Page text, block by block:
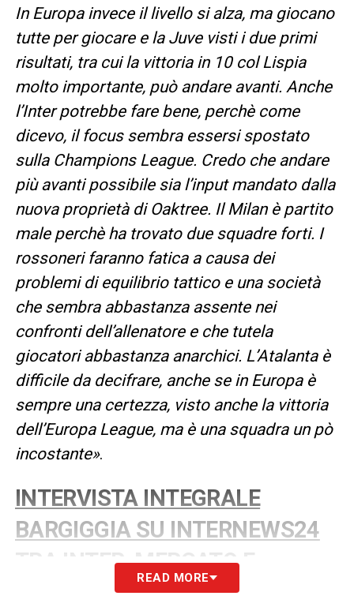
In Europa invece il livello si alza, ma giocano
tutte per giocare e la Juve visti i due primi
risultati, tra cui la vittoria in 10 col Lispia
molto importante, può andare avanti. Anche
l’Inter potrebbe fare bene, perchè come
dicevo, il focus sembra essersi spostato
sulla Champions League. Credo che andare
più avanti possibile sia l’input mandato dalla
nuova proprietà di Oaktree. Il Milan è partito
male perchè ha trovato due squadre forti. I
rossoneri faranno fatica a causa dei
problemi di equilibrio tattico e una società
che sembra abbastanza assente nei
confronti dell’allenatore e che tutela
giocatori abbastanza anarchici. L’Atalanta è
difficile da decifrare, anche se in Europa è
sempre una certezza, visto anche la vittoria
dell’Europa League, ma è una squadra un pò
incostante».
INTERVISTA INTEGRALE
BARGIGGIA SU INTERNEWS24
TRA INTER, MERCATO E
CHAMPIONS
READ MORE